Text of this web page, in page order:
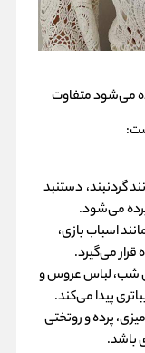
می‌شود متفاوت
گردنبند، دستنبد
می‌شود.
اسباب بازی،
قرار می‌گیرد.
شب، لباس عروس و
پیدا می‌کند.
، پرده و روتختی
باشد.